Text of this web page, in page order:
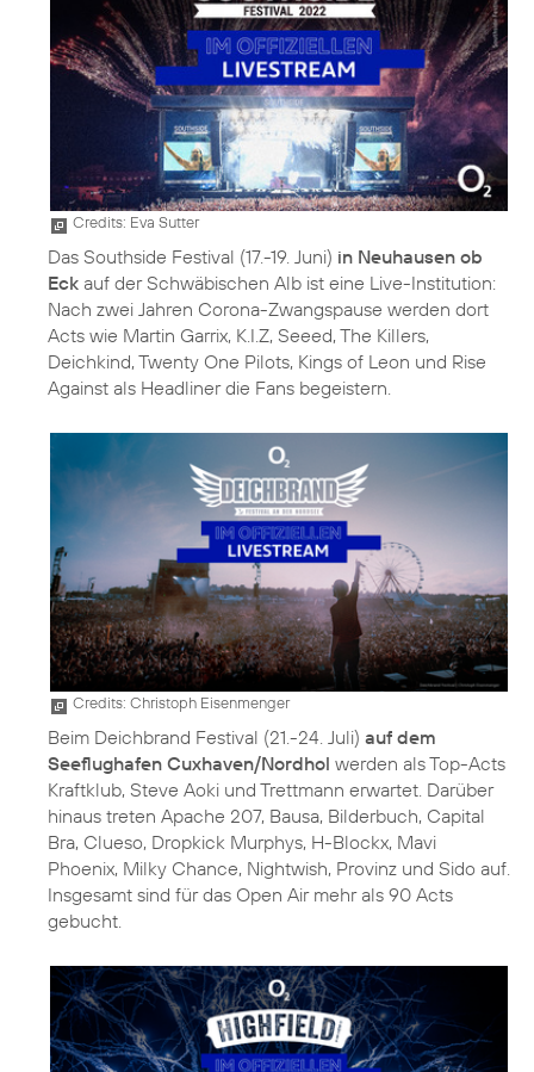
Credits: Eva Sutter
Das Southside Festival (17.-19. Juni) in Neuhausen ob
Eck auf der Schwäbischen Alb ist eine Live-Institution:
Nach zwei Jahren Corona-Zwangspause werden dort
Acts wie Martin Garrix, K.I.Z, Seeed, The Killers,
Deichkind, Twenty One Pilots, Kings of Leon und Rise
Against als Headliner die Fans begeistern.
Credits: Christoph Eisenmenger
Beim Deichbrand Festival (21.-24. Juli) auf dem
Seeflughafen Cuxhaven/Nordhol werden als Top-Acts
Kraftklub, Steve Aoki und Trettmann erwartet. Darüber
hinaus treten Apache 207, Bausa, Bilderbuch, Capital
Bra, Clueso, Dropkick Murphys, H-Blockx, Mavi
Phoenix, Milky Chance, Nightwish, Provinz und Sido auf.
Insgesamt sind für das Open Air mehr als 90 Acts
gebucht.